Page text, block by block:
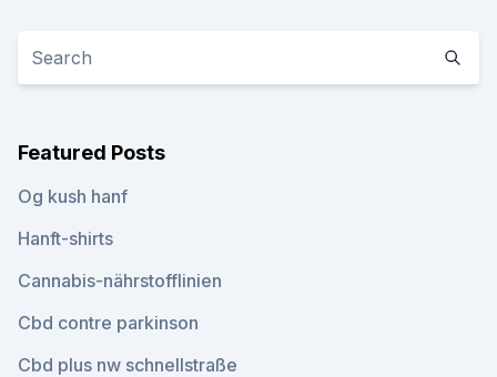
Featured Posts
Og kush hanf
Hanft-shirts
Cannabis-nährstofflinien
Cbd contre parkinson
Cbd plus nw schnellstraße